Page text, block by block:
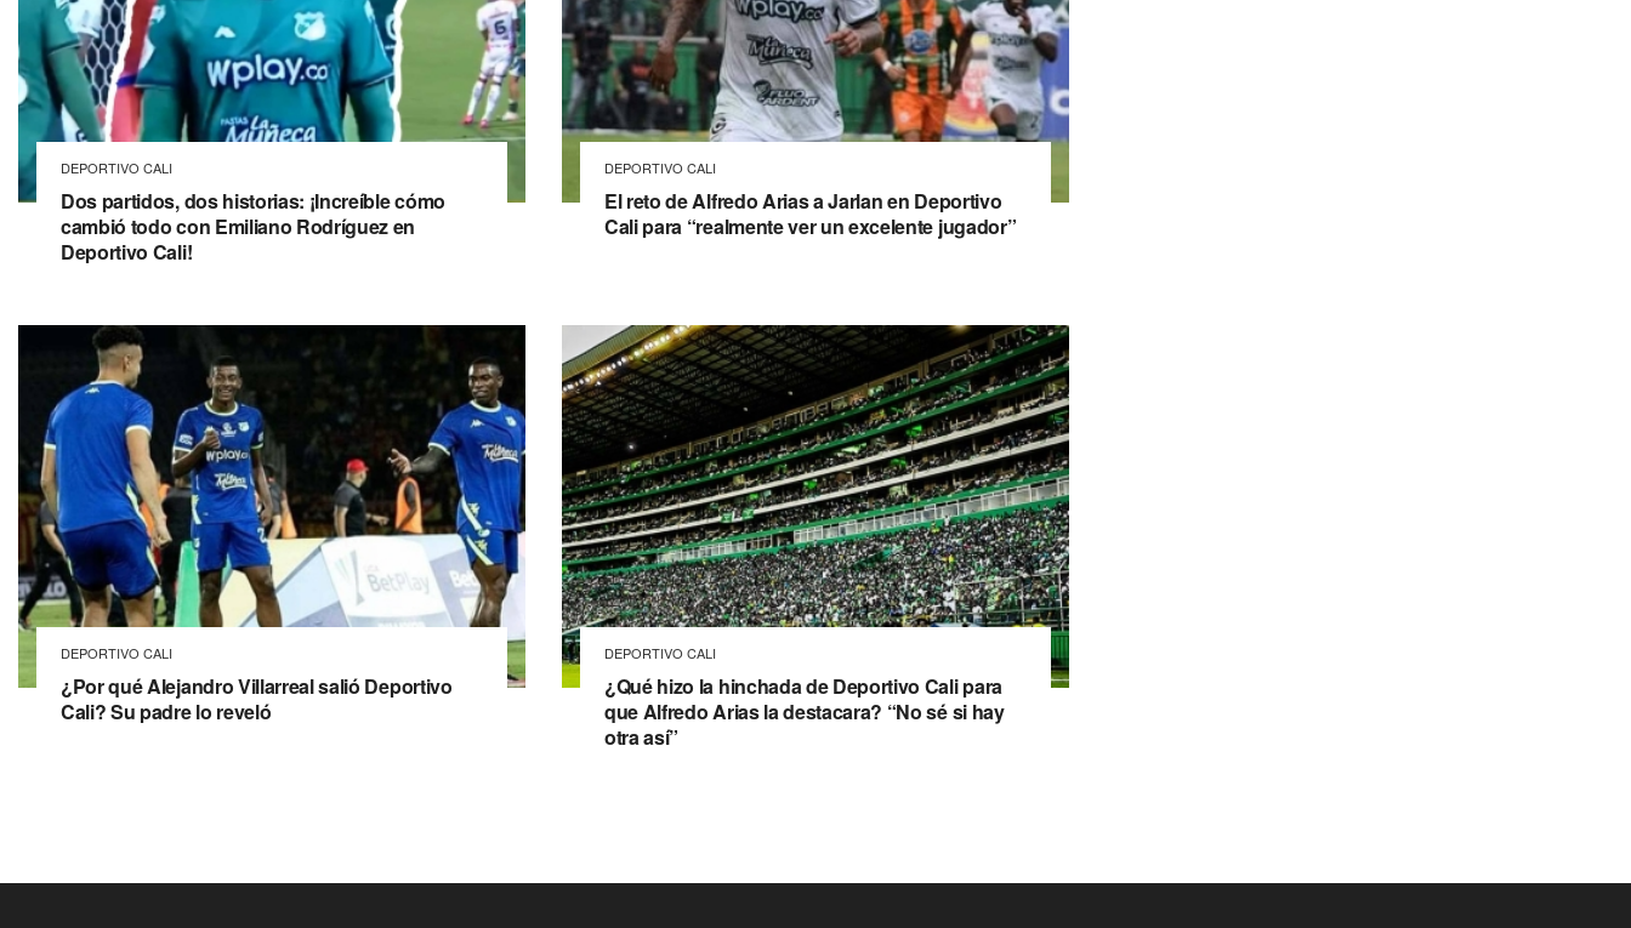
DEPORTIVO CALI
Dos partidos, dos historias: ¡Increíble cómo
cambió todo con Emiliano Rodríguez en
Deportivo Cali!
DEPORTIVO CALI
El reto de Alfredo Arias a Jarlan en Deportivo
Cali para “realmente ver un excelente jugador”
DEPORTIVO CALI
¿Por qué Alejandro Villarreal salió Deportivo
Cali? Su padre lo reveló
DEPORTIVO CALI
¿Qué hizo la hinchada de Deportivo Cali para
que Alfredo Arias la destacara? “No sé si hay
otra así”